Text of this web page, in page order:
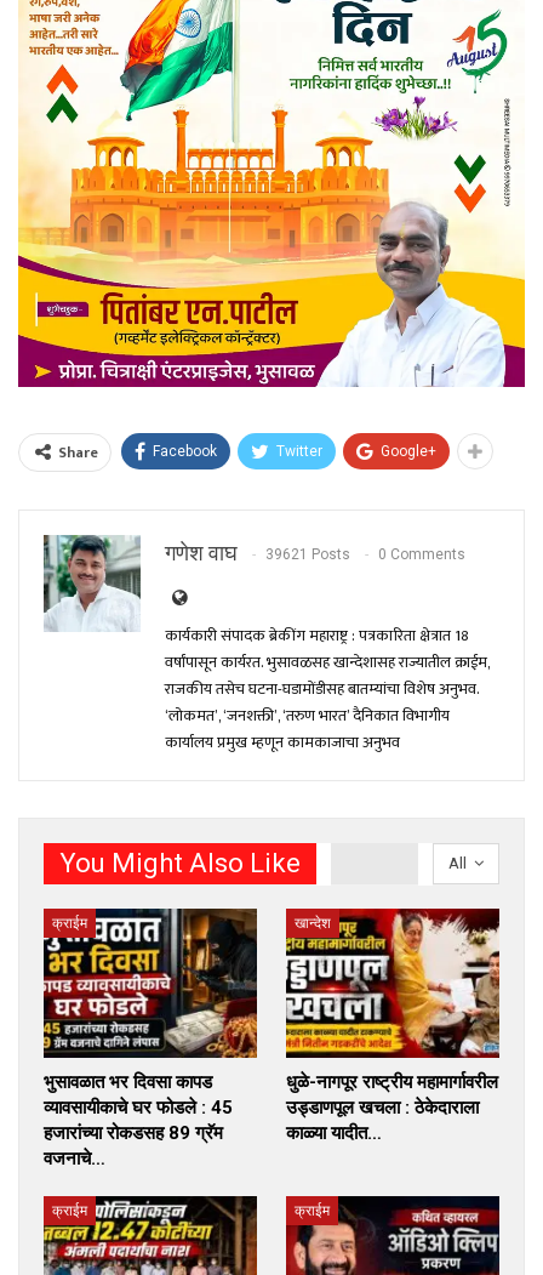
Share Facebook Twitter Google+
गणेश वाघ 39621 Posts 0 Comments
कार्यकारी संपादक ब्रेकींग महाराष्ट्र : पत्रकारिता क्षेत्रात 18
वर्षांपासून कार्यरत. भुसावळसह खान्देशासह राज्यातील क्राईम,
राजकीय तसेच घटना-घडामोंडीसह बातम्यांचा विशेष अनुभव.
‘लोकमत’, ‘जनशक्ती’, ‘तरुण भारत’ दैनिकात विभागीय
कार्यालय प्रमुख म्हणून कामकाजाचा अनुभव
All
You Might Also Like
क्राईम
भुसावळात भर दिवसा कापड
व्यावसायीकाचे घर फोडले : 45
हजारांच्या रोकडसह 89 ग्रॅम
वजनाचे…
खान्देश
धुळे-नागपूर राष्ट्रीय महामार्गावरील
उड्डाणपूल खचला : ठेकेदाराला
काळ्या यादीत…
क्राईम क्राईम